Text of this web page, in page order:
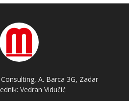
A. Barca 3G, Zadar
Vedran Vidučić